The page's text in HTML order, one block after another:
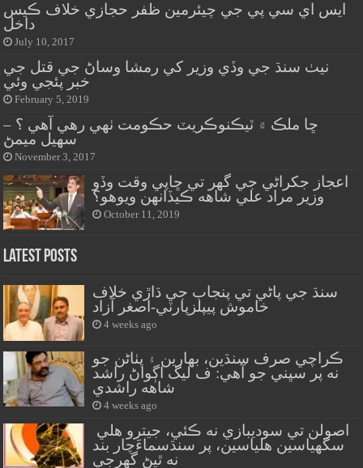
ايس اي سي پي جي چيئرمين ظفر حجازي خلاف ڪيس
داخل
July 10, 2017
نيٺ سنڌ جي وڏي وزير کي رمشا وساڻ جي قتل جي
خبر پئجي وئي
February 5, 2019
ڇا ملڪ ۾ ٽيڪنوڪريٽ حڪومت ٺهي رهي آهي ؟ –
سهيل ميمڻ
November 3, 2017
اعجاز جکراڻي جي گهر تي ڇاپي وقت وڏو
وزير مراد علي شاهه ڪيڏانهن ويوهو؟
October 11, 2019
Latest Posts
سنڌ جي پاڻي تي پنجاب جي ڌاڙي خلاف
خاموش پيپلزپارٽي-اصغر آزاد
4 weeks ago
ڪراچي صرف سنڌين، بهارين ۽ پٺاڻن جو
نه پر سڀني جو آهي: ف ليگ اڳواڻ راشد
شاهه راشدي
4 weeks ago
سگهياسين هلياسين، پر سنڌسماءَچار بند
نه ٿيڻ گهرجي